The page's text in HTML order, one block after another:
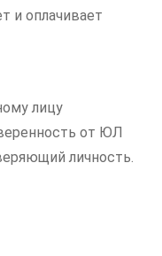
и оплачивает
лицу
от ЮЛ
личность.